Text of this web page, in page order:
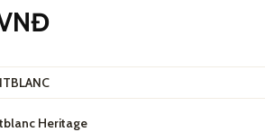
Heritage